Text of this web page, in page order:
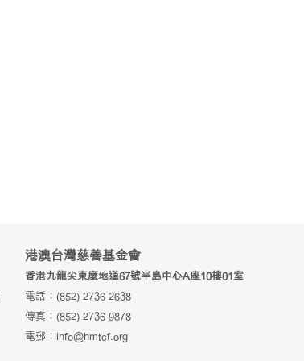
港澳台灣慈善基金會
香港九龍尖東麼地道67號半島中心A座10樓01室
電話：(852) 2736 2638
傳真：(852) 2736 9878
電郵： info@hmtcf.org